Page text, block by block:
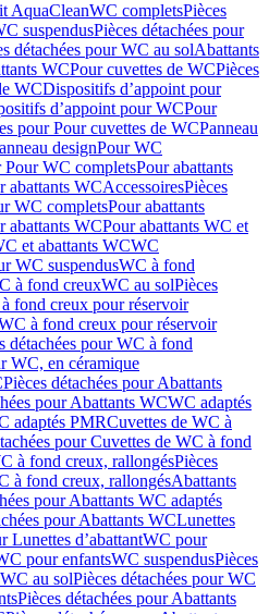
AquaCleanWC completsPièces
suspendusPièces détachées pour
détachées pour WC au solAbattants
WCPour cuvettes de WCPièces
WCDispositifs d’appoint pour
d’appoint pour WCPour
pour Pour cuvettes de WCPanneau
designPour WC
Pour WC completsPour abattants
abattants WCAccessoiresPièces
WC completsPour abattants
abattants WCPour abattants WC et
et abattants WCWC
WC suspendusWC à fond
à fond creuxWC au solPièces
fond creux pour réservoir
à fond creux pour réservoir
détachées pour WC à fond
WC, en céramique
Pièces détachées pour Abattants
pour Abattants WCWC adaptés
adaptés PMRCuvettes de WC à
pour Cuvettes de WC à fond
à fond creux, rallongésPièces
à fond creux, rallongésAbattants
pour Abattants WC adaptés
pour Abattants WCLunettes
Lunettes d’abattantWC pour
pour enfantsWC suspendusPièces
WC au solPièces détachées pour WC
Pièces détachées pour Abattants